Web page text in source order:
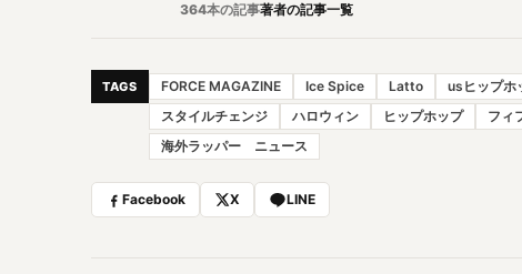
364本の記事著者の記事一覧
TAGS FORCE MAGAZINE Ice Spice Latto usヒップホ
スタイルチェンジ
ハロウィン ヒップホップ フィ
海外ラッパー ニュース
Facebook X LINE